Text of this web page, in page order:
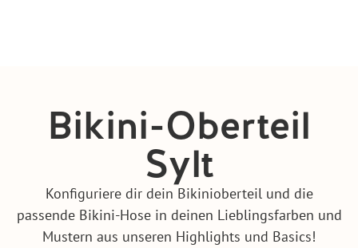
Bikini-Oberteil
Sylt
Konfiguriere dir dein Bikinioberteil und die
passende Bikini-Hose in deinen Lieblingsfarben und
Mustern aus unseren Highlights und Basics!